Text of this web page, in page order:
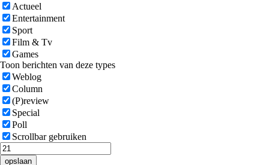
Actueel
Entertainment
Sport
Film & Tv
Games
Toon berichten van deze types
Weblog
Column
(P)review
Special
Poll
Scrollbar gebruiken
opslaan